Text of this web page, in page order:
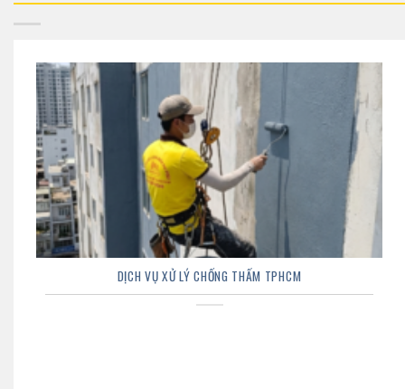
DỊCH VỤ XỬ LÝ CHỐNG THẤM TPHCM